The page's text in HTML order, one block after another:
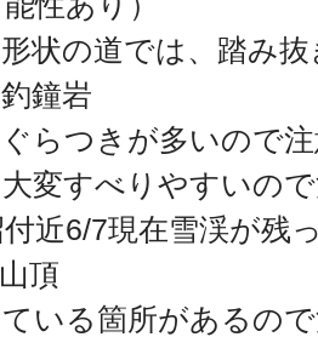
形状の道では、踏み
鐘岩
ぐらつきが多いので
大変すべりやすいの
付近6/7現在雪渓が残
頂
ている箇所があるの